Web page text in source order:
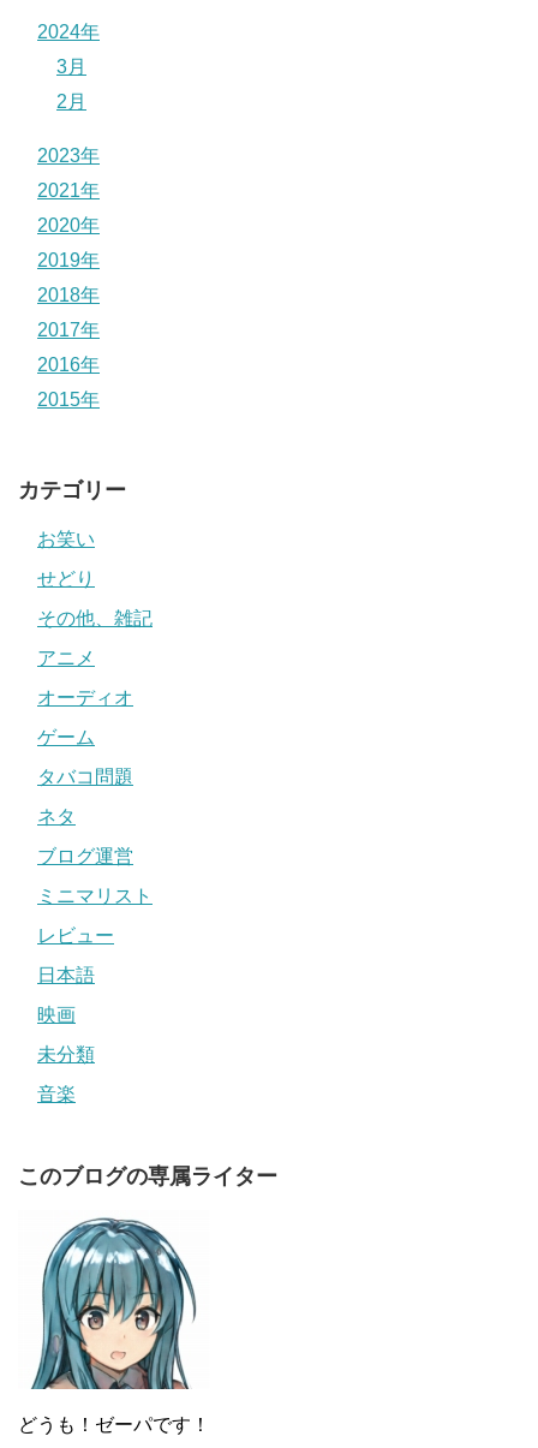
2024年
3月
2月
2023年
2021年
2020年
2019年
2018年
2017年
2016年
2015年
カテゴリー
お笑い
せどり
その他、雑記
アニメ
オーディオ
ゲーム
タバコ問題
ネタ
ブログ運営
ミニマリスト
レビュー
日本語
映画
未分類
音楽
このブログの専属ライター
どうも！ゼーパです！